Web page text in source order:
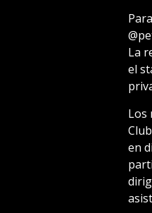
La
el
Los
en